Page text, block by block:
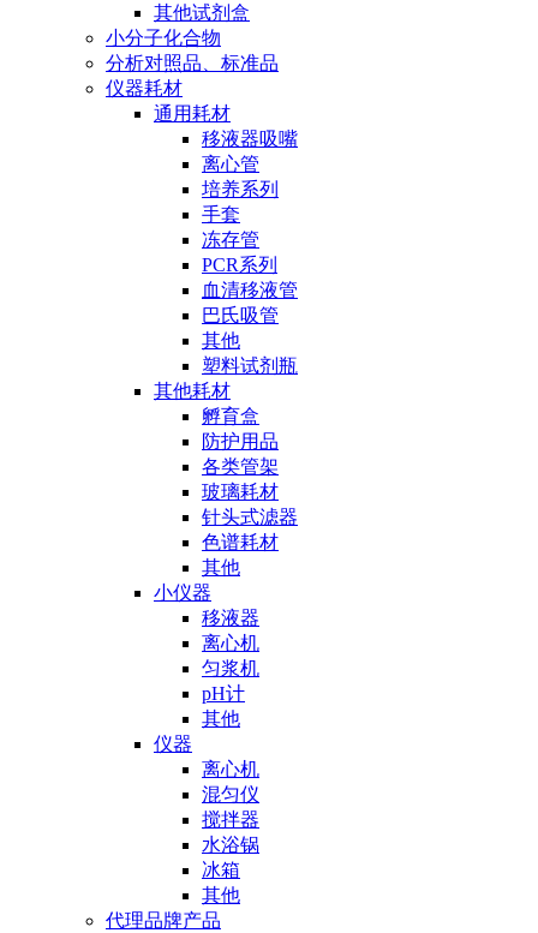
其他试剂盒
小分子化合物
分析对照品、标准品
仪器耗材
通用耗材
移液器吸嘴
离心管
培养系列
手套
冻存管
PCR系列
血清移液管
巴氏吸管
其他
塑料试剂瓶
其他耗材
孵育盒
防护用品
各类管架
玻璃耗材
针头式滤器
色谱耗材
其他
小仪器
移液器
离心机
匀浆机
pH计
其他
仪器
离心机
混匀仪
搅拌器
水浴锅
冰箱
其他
代理品牌产品